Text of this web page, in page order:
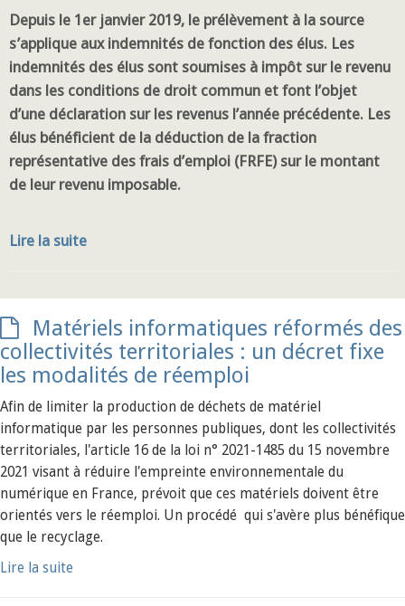
Depuis le 1er janvier 2019, le prélèvement à la source
s’applique aux indemnités de fonction des élus. Les
indemnités des élus sont soumises à impôt sur le revenu
dans les conditions de droit commun et font l’objet
d’une déclaration sur les revenus l’année précédente. Les
élus bénéficient de la déduction de la fraction
représentative des frais d’emploi (FRFE) sur le montant
de leur revenu imposable.
Lire la suite
Matériels informatiques réformés des
collectivités territoriales : un décret fixe
les modalités de réemploi
Afin de limiter la production de déchets de matériel
informatique par les personnes publiques, dont les collectivités
territoriales, l'article 16 de la loi n° 2021-1485 du 15 novembre
2021 visant à réduire l'empreinte environnementale du
numérique en France, prévoit que ces matériels doivent être
orientés vers le réemploi. Un procédé qui s'avère plus bénéfique
que le recyclage.
Lire la suite